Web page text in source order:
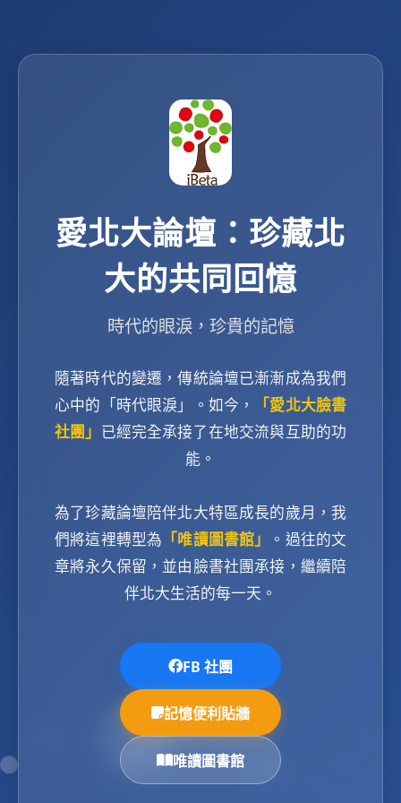
愛北大論壇：珍藏北
大的共同回憶
時代的眼淚，珍貴的記憶
隨著時代的變遷，傳統論壇已漸漸成為我們
心中的「時代眼淚」。如今，
「愛北大臉書
社團」 已經完全承接了在地交流與互助的功
能。
為了珍藏論壇陪伴北大特區成長的歲月，我
們將這裡轉型為 「唯讀圖書館」
。過往的文
章將永久保留，並由臉書社團承接，繼續陪
伴北大生活的每一天。
FB 社團
記憶便利貼牆
唯讀圖書館